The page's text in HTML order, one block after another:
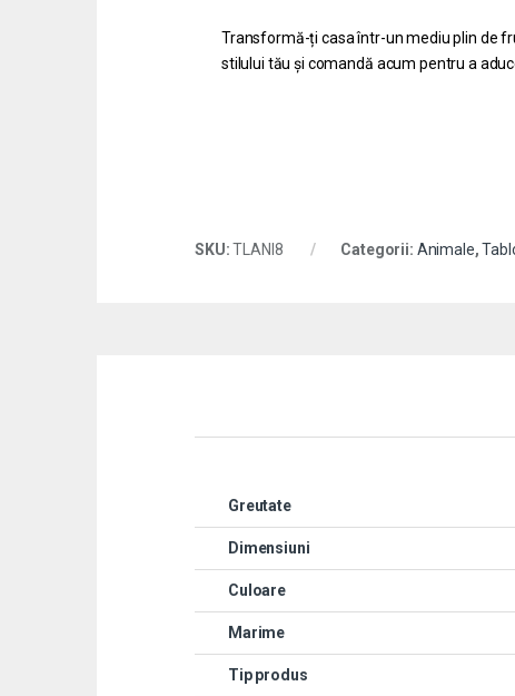
Transformă-ți casa într-un mediu plin de
stilului tău și comandă acum pentru a
SKU:TLANI8 Categorii: Animale,
Greutate
Dimensiuni
Culoare
Marime
Tip produs